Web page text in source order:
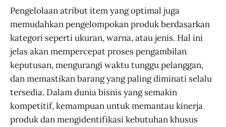
Pengelolaan atribut item yang optimal juga
memudahkan pengelompokan produk berdasarkan
kategori seperti ukuran, warna, atau jenis. Hal ini
jelas akan mempercepat proses pengambilan
keputusan, mengurangi waktu tunggu pelanggan,
dan memastikan barang yang paling diminati selalu
tersedia. Dalam dunia bisnis yang semakin
kompetitif, kemampuan untuk memantau kinerja
produk dan mengidentifikasi kebutuhan khusus